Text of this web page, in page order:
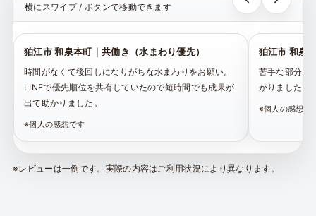
横にスワイプ / ボタンで移動できます
狛江市 和泉本町｜共働き（水まわり優先）
時間がなくて後回しになりがちな水まわりをお願い。
LINEで優先順位を共有していたので短時間でも成果が
出て助かりました。
※個人の感想です
狛江市 和泉
苦手な部分を
がりました。
※個人の感想で
※レビューは一例です。実際の内容はご利用状況により異なります。